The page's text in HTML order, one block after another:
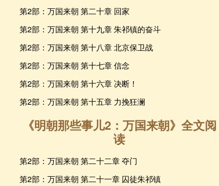
第2部：万国来朝 第二十章 回家
第2部：万国来朝 第十九章 朱祁镇的奋斗
第2部：万国来朝 第十八章 北京保卫战
第2部：万国来朝 第十七章 信念
第2部：万国来朝 第十六章 决断！
第2部：万国来朝 第十五章 力挽狂澜
《明朝那些事儿2：万国来朝》全文阅
读
第2部：万国来朝 第二十二章 夺门
第2部：万国来朝 第二十一章 囚徒朱祁镇